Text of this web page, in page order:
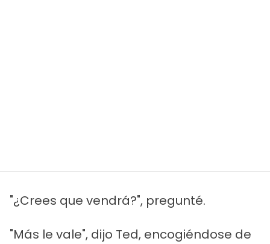
"¿Crees que vendrá?", pregunté.
"Más le vale", dijo Ted, encogiéndose de